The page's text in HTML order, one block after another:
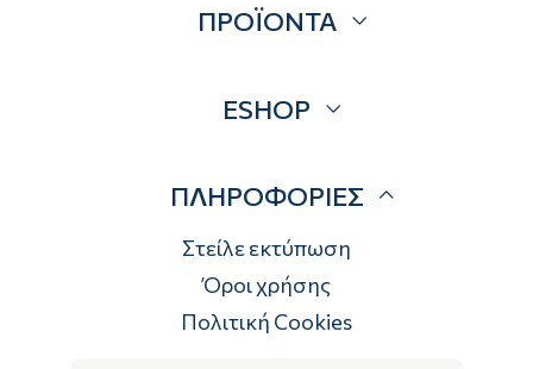
Επικοινωνία
ΠΡΟΪΟΝΤΑ
Brands
ESHOP
Τρόποι αποστολής
Τρόποι πληρωμής
Επιστροφές
ΠΛΗΡΟΦΟΡΙΕΣ
Στείλε εκτύπωση
Όροι χρήσης
Πολιτική Cookies